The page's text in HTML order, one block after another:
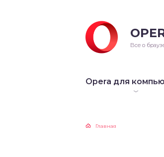
Все о
Opera для
Главная